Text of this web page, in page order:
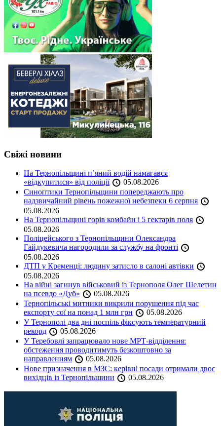
Свіжі новини
На Тернопільщині п’яний водій намагався
«відкупитися» від поліції
05.08.2026
Синоптики Тернопільщини попереджають про
надзвичайний рівень пожежної небезпеки 6 серпня
05.08.2026
На Тернопільщині горів комбайн і 5 гектарів поля
05.08.2026
Поліцейського з Тернопільщини Олександра
Гайдукевича нагородили за службу на фронті
05.08.2026
ДТП у Кременці: людину затисло в салоні автівки
05.08.2026
На війні загинув військовий із Тернополя Олег Шелетин
на псевдо «Дуб»
05.08.2026
Тернопільські митники викрили порушення під час
експорту сої на понад 1 млн грн
05.08.2026
У Тернополі два дні поспіль фіксують температурний
рекорд
05.08.2026
У Теребовлі запрацювало нове МРТ-відділення:
обстеження проводитимуть безкоштовно за
направленням
05.08.2026
Нове призначення в МЗС: керівні посади отримали двоє
вихідців із Тернопільщини
05.08.2026